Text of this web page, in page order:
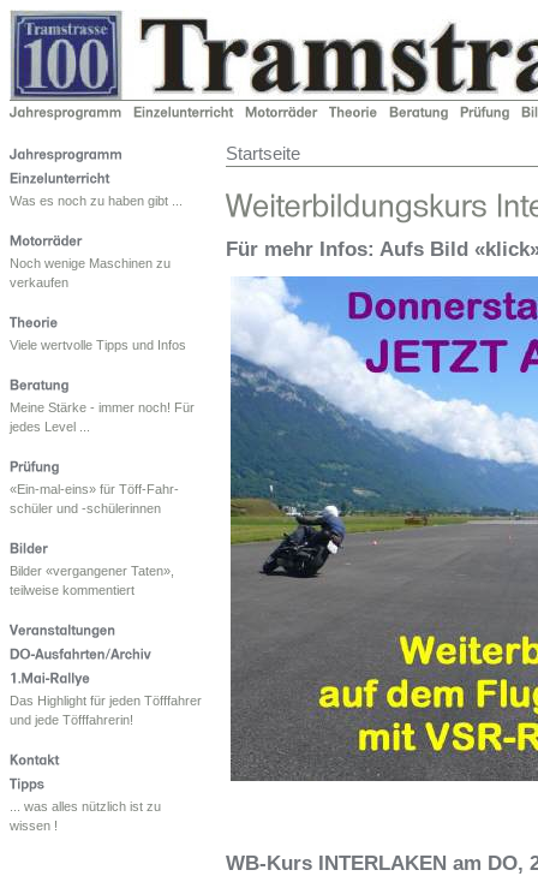
Was es noch zu haben gibt ...
Noch wenige Maschinen zu
verkaufen
Viele wertvolle Tipps und Infos
Meine Stärke - immer noch! Für
jedes Level ...
«Ein-mal-eins» für Töff-Fahr-
schüler und -schülerinnen
Bilder «vergangener Taten»,
teilweise kommentiert
Das Highlight für jeden Töfffahrer
und jede Töfffahrerin!
... was alles nützlich ist zu
wissen !
Startseite
Für mehr Infos: Aufs Bild
WB-Kurs INTERLAKEN am DO,